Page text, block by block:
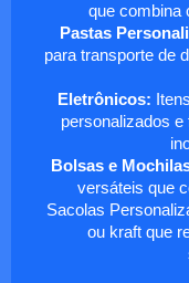
que combina
Pastas
para transporte de
Eletrônicos:
personalizados
Bolsas e
versáteis que
Sacolas
ou kraft que